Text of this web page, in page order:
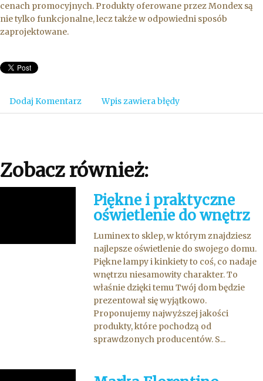
cenach promocyjnych. Produkty oferowane przez Mondex są
nie tylko funkcjonalne, lecz także w odpowiedni sposób
zaprojektowane.
Dodaj Komentarz Wpis zawiera błędy
Zobacz również:
Piękne i praktyczne
oświetlenie do wnętrz
Luminex to sklep, w którym znajdziesz
najlepsze oświetlenie do swojego domu.
Piękne lampy i kinkiety to coś, co nadaje
wnętrzu niesamowity charakter. To
właśnie dzięki temu Twój dom będzie
prezentował się wyjątkowo.
Proponujemy najwyższej jakości
produkty, które pochodzą od
sprawdzonych producentów. S...